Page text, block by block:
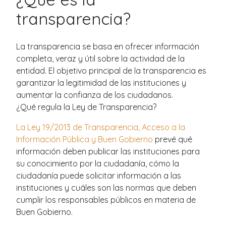
transparencia?
La transparencia se basa en ofrecer información
completa, veraz y útil sobre la actividad de la
entidad. El objetivo principal de la transparencia es
garantizar la legitimidad de las instituciones y
aumentar la confianza de los ciudadanos.
¿Qué regula la Ley de Transparencia?
La Ley 19/2013 de Transparencia, Acceso a la
Información Pública y Buen Gobierno prevé qué
información deben publicar las instituciones para
su conocimiento por la ciudadanía, cómo la
ciudadanía puede solicitar información a las
instituciones y cuáles son las normas que deben
cumplir los responsables públicos en materia de
Buen Gobierno.